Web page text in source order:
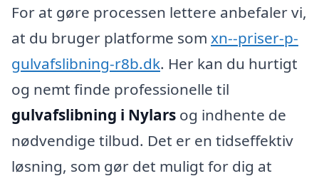
For at gøre processen lettere anbefaler vi,
at du bruger platforme som xn--priser-p-
gulvafslibning-r8b.dk. Her kan du hurtigt
og nemt finde professionelle til
gulvafslibning i Nylars og indhente de
nødvendige tilbud. Det er en tidseffektiv
løsning, som gør det muligt for dig at